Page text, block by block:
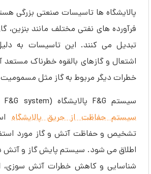
پالایشگاه ها تاسیسات صنعتی بزرگی
فرآورده های نفتی مختلف مانند
تبدیل می کنند. این تاسیسات به
اشتعال و گازهای بالقوه خطرناک مستعد
خطرات دیگر مربوط به گاز مثل
سیستم F&G پالایشگاه (Refinery F&G system) بخشی از
سیستم حفاظت از حریق پالایشگاه
تشخیص و حفاظت آتش و گاز مورد
اطلاق می شود. سیستم پایش گاز و آتش
شناسایی و کاهش خطرات آتش سوزی،